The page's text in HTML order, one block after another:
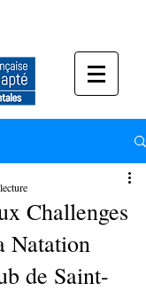
Challenges
Natation
de Saint-